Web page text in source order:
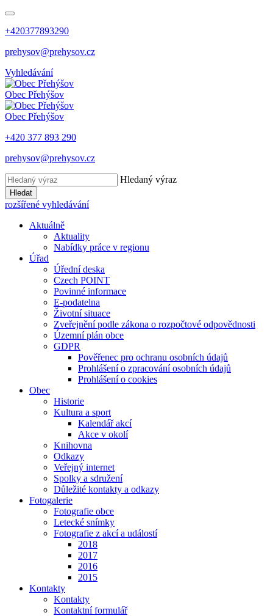
+420377893290
prehysov@prehysov.cz
Vyhledávání
Obec Přehýšov
Obec Přehýšov
+420 377 893 290
prehysov@prehysov.cz
Hledaný výraz
Hledat
rozšířené vyhledávání
Aktuálně
Aktuality
Nabídky práce v regionu
Úřad
Úřední deska
Czech POINT
Povinné informace
E-podatelna
Životní situace
Zveřejnění podle zákona o rozpočtové odpovědnosti
Územní plán obce
GDPR
Pověřenec pro ochranu osobních údajů
Prohlášení o zpracování osobních údajů
Prohlášení o cookies
Obec
Historie
Kultura a sport
Kalendář akcí
Akce v okolí
Knihovna
Odkazy
Veřejný internet
Spolky a sdružení
Důležité kontakty a odkazy
Fotogalerie
Fotografie obce
Letecké snímky
Fotografie z akcí a událostí
2018
2017
2016
2015
Kontakty
Kontakty
Kontaktní formulář